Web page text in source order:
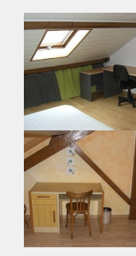
Huurtoeslag
Niet mogelijk
Inkomen eis
N.V.T.
Huurtermijn
Onbepaalde termijn
Oplevering
Gestoffeerd